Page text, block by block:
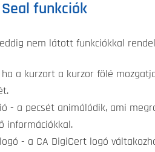
funkciók
nem látott funkciókkal
ha a kurzort a kurzor fölé
- a pecsét animálódik, ami
információkkal.
- a CA DigiCert logó